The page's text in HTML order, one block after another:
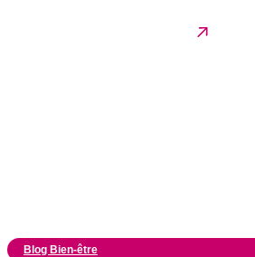
Blog Bien-être